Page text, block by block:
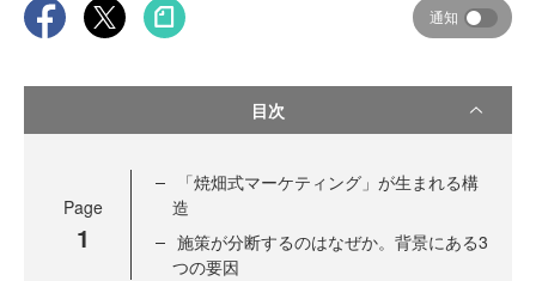
通知
目次
Page
1
「焼畑式マーケティング」が生まれる構
造
施策が分断するのはなぜか。背景にある3
つの要因